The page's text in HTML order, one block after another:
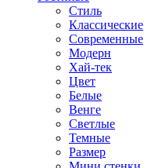
Стиль
Классические
Современные
Модерн
Хай-тек
Цвет
Белые
Венге
Светлые
Темные
Размер